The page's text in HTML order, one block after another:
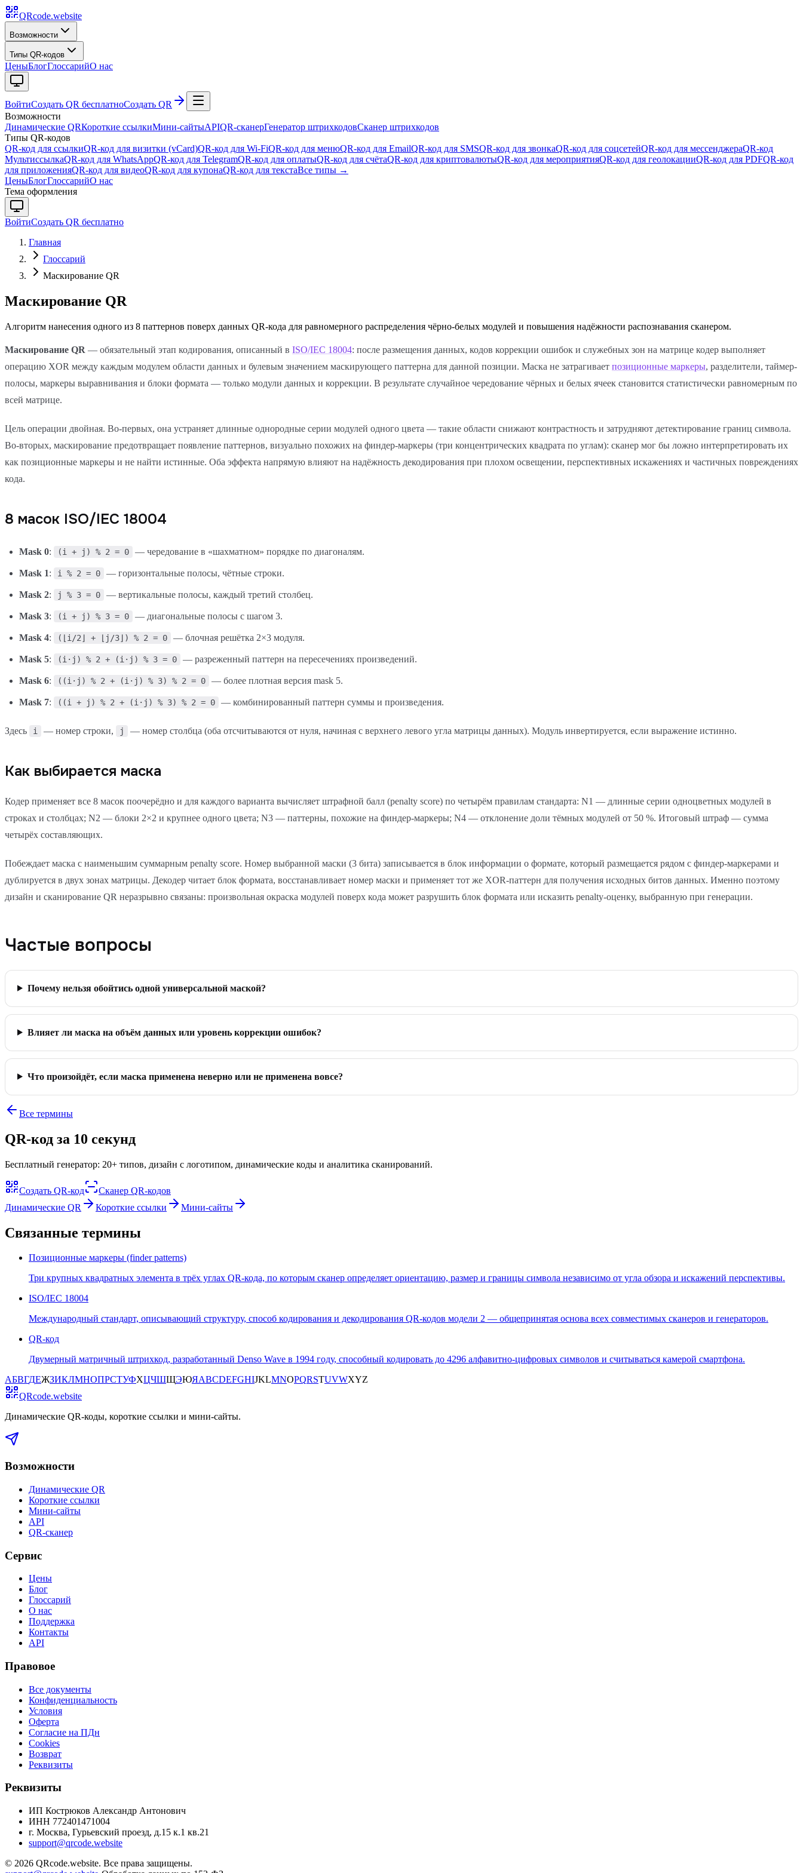
QRcode.website
Возможности
Типы QR-кодов
ЦеныБлогГлоссарийО нас
ВойтиСоздать QR бесплатноСоздать QR
Возможности
Динамические QRКороткие ссылкиМини-сайтыAPIQR-сканерГенератор штрихкодовСканер штрихкодов
Типы QR-кодов
QR-код для ссылкиQR-код для визитки (vCard)QR-код для Wi-FiQR-код для менюQR-код для EmailQR-код для SMSQR-код для звонкаQR-код для соцсетейQR-код для мессенджераQR-код
МультиссылкаQR-код для WhatsAppQR-код для TelegramQR-код для оплатыQR-код для счётаQR-код для криптовалютыQR-код для мероприятияQR-код для геолокацииQR-код для PDFQR-код
для приложенияQR-код для видеоQR-код для купонаQR-код для текстаВсе типы →
ЦеныБлогГлоссарийО нас
Тема оформления
ВойтиСоздать QR бесплатно
Главная
Глоссарий
Маскирование QR
Маскирование QR
Алгоритм нанесения одного из 8 паттернов поверх данных QR-кода для равномерного распределения чёрно-белых модулей и повышения надёжности распознавания сканером.
Маскирование QR — обязательный этап кодирования, описанный в ISO/IEC 18004: после размещения данных, кодов коррекции ошибок и служебных зон на матрице кодер выполняет
операцию XOR между каждым модулем области данных и булевым значением маскирующего паттерна для данной позиции. Маска не затрагивает позиционные маркеры, разделители, таймер-
полосы, маркеры выравнивания и блоки формата — только модули данных и коррекции. В результате случайное чередование чёрных и белых ячеек становится статистически равномерным по
всей матрице.
Цель операции двойная. Во-первых, она устраняет длинные однородные серии модулей одного цвета — такие области снижают контрастность и затрудняют детектирование границ символа.
Во-вторых, маскирование предотвращает появление паттернов, визуально похожих на финдер-маркеры (три концентрических квадрата по углам): сканер мог бы ложно интерпретировать их
как позиционные маркеры и не найти истинные. Оба эффекта напрямую влияют на надёжность декодирования при плохом освещении, перспективных искажениях и частичных повреждениях
кода.
8 масок ISO/IEC 18004
Mask 0: (i + j) % 2 = 0 — чередование в «шахматном» порядке по диагоналям.
Mask 1: i % 2 = 0 — горизонтальные полосы, чётные строки.
Mask 2: j % 3 = 0 — вертикальные полосы, каждый третий столбец.
Mask 3: (i + j) % 3 = 0 — диагональные полосы с шагом 3.
Mask 4: (⌊i/2⌋ + ⌊j/3⌋) % 2 = 0 — блочная решётка 2×3 модуля.
Mask 5: (i·j) % 2 + (i·j) % 3 = 0 — разреженный паттерн на пересечениях произведений.
Mask 6: ((i·j) % 2 + (i·j) % 3) % 2 = 0 — более плотная версия mask 5.
Mask 7: ((i + j) % 2 + (i·j) % 3) % 2 = 0 — комбинированный паттерн суммы и произведения.
Здесь i — номер строки, j — номер столбца (оба отсчитываются от нуля, начиная с верхнего левого угла матрицы данных). Модуль инвертируется, если выражение истинно.
Как выбирается маска
Кодер применяет все 8 масок поочерёдно и для каждого варианта вычисляет штрафной балл (penalty score) по четырём правилам стандарта: N1 — длинные серии одноцветных модулей в
строках и столбцах; N2 — блоки 2×2 и крупнее одного цвета; N3 — паттерны, похожие на финдер-маркеры; N4 — отклонение доли тёмных модулей от 50 %. Итоговый штраф — сумма
четырёх составляющих.
Побеждает маска с наименьшим суммарным penalty score. Номер выбранной маски (3 бита) записывается в блок информации о формате, который размещается рядом с финдер-маркерами и
дублируется в двух зонах матрицы. Декодер читает блок формата, восстанавливает номер маски и применяет тот же XOR-паттерн для получения исходных битов данных. Именно поэтому
дизайн и сканирование QR неразрывно связаны: произвольная окраска модулей поверх кода может разрушить блок формата или исказить penalty-оценку, выбранную при генерации.
Частые вопросы
Почему нельзя обойтись одной универсальной маской?
Влияет ли маска на объём данных или уровень коррекции ошибок?
Что произойдёт, если маска применена неверно или не применена вовсе?
Все термины
QR-код за 10 секунд
Бесплатный генератор: 20+ типов, дизайн с логотипом, динамические коды и аналитика сканирований.
Создать QR-код
Сканер QR-кодов
Динамические QR
Короткие ссылки Мини-сайты
Связанные термины
Позиционные маркеры (finder patterns)
Три крупных квадратных элемента в трёх углах QR-кода, по которым сканер определяет ориентацию, размер и границы символа независимо от угла обзора и искажений перспективы.
ISO/IEC 18004
Международный стандарт, описывающий структуру, способ кодирования и декодирования QR-кодов модели 2 — общепринятая основа всех совместимых сканеров и генераторов.
QR-код
Двумерный матричный штрихкод, разработанный Denso Wave в 1994 году, способный кодировать до 4296 алфавитно-цифровых символов и считываться камерой смартфона.
АБВГДЕЖЗИКЛМНОПРСТУФХЦЧШЩЭЮЯABCDEFGHIJKLMNOPQRSTUVWXYZ
QRcode.website
Динамические QR-коды, короткие ссылки и мини-сайты.
Возможности
Динамические QR
Короткие ссылки
Мини-сайты
API
QR-сканер
Сервис
Цены
Блог
Глоссарий
О нас
Поддержка
Контакты
API
Правовое
Все документы
Конфиденциальность
Условия
Оферта
Согласие на ПДн
Cookies
Возврат
Реквизиты
Реквизиты
ИП Кострюков Александр Антонович
ИНН 772401471004
г. Москва, Гурьевский проезд, д.15 к.1 кв.21
support@qrcode.website
© 2026 QRcode.website. Все права защищены.